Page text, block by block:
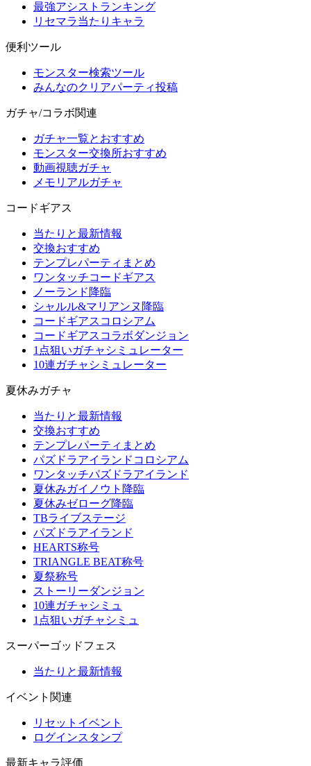
最強アシストランキング
リセマラ当たりキャラ
便利ツール
モンスター検索ツール
みんなのクリアパーティ投稿
ガチャ/コラボ関連
ガチャ一覧とおすすめ
モンスター交換所おすすめ
動画視聴ガチャ
メモリアルガチャ
コードギアス
当たりと最新情報
交換おすすめ
テンプレパーティまとめ
ワンタッチコードギアス
ノーランド降臨
シャルル&マリアンヌ降臨
コードギアスコロシアム
コードギアスコラボダンジョン
1点狙いガチャシミュレーター
10連ガチャシミュレーター
夏休みガチャ
当たりと最新情報
交換おすすめ
テンプレパーティまとめ
パズドラアイランドコロシアム
ワンタッチパズドラアイランド
夏休みガイノウト降臨
夏休みゼローグ降臨
TBライブステージ
パズドラアイランド
HEARTS称号
TRIANGLE BEAT称号
夏祭称号
ストーリーダンジョン
10連ガチャシミュ
1点狙いガチャシミュ
スーパーゴッドフェス
当たりと最新情報
イベント関連
リセットイベント
ログインスタンプ
最新キャラ評価